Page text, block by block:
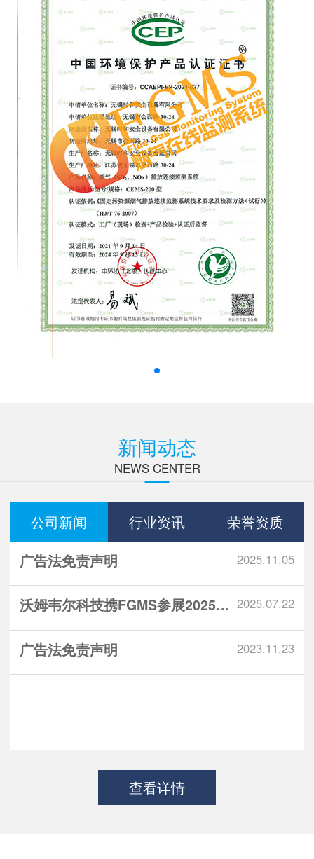
新闻动态
NEWS CENTER
公司新闻 行业资讯 荣誉资质
2025.11.05
广告法免责声明
2025.07.22
沃姆韦尔科技携FGMS参展2025锅...
2023.11.23
广告法免责声明
查看详情